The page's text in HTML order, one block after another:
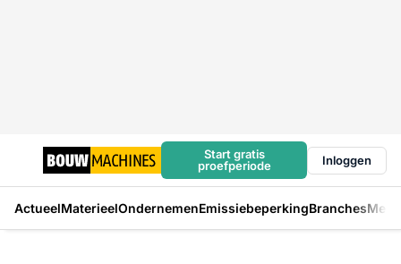
Start gratis
proefperiode
Inloggen
ActueelMaterieelOndernemenEmissiebeperkingBranches